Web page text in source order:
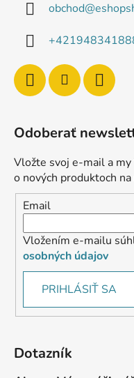
obchod@
Odoberať
Vložte svoj e-mail a
o nových produktoch
Email
Vložením e-mailu
osobných údajov
PRIHLÁSIŤ SA
Dotazník